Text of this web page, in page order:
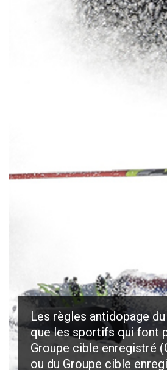
Les règles antidopage
que les sportifs qui font
Groupe cible enregistré
ou du Groupe cible